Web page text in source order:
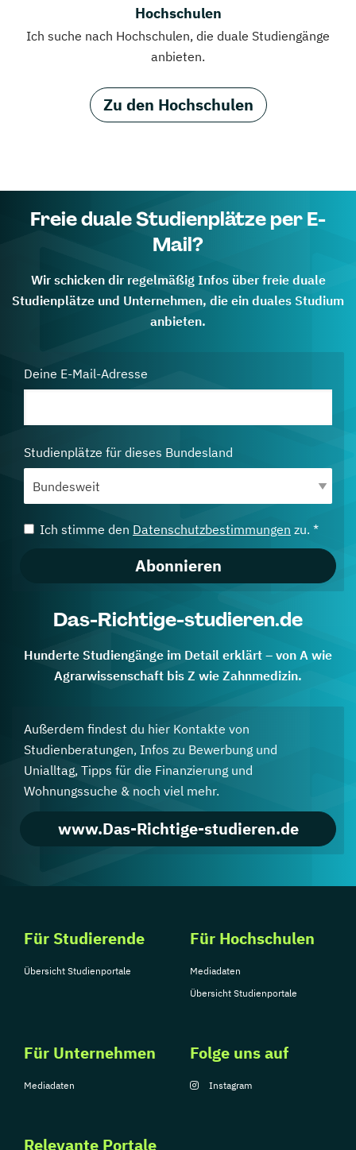
Hochschulen
Ich suche nach Hochschulen, die duale Studiengänge
anbieten.
Zu den Hochschulen
Freie duale Studienplätze per E-
Mail?
Wir schicken dir regelmäßig Infos über freie duale
Studienplätze und Unternehmen, die ein duales Studium
anbieten.
Deine E-Mail-Adresse
Studienplätze für dieses Bundesland
Ich stimme den Datenschutzbestimmungen zu. *
Abonnieren
Das-Richtige-studieren.de
Hunderte Studiengänge im Detail erklärt – von A wie
Agrarwissenschaft bis Z wie Zahnmedizin.
Außerdem findest du hier Kontakte von
Studienberatungen, Infos zu Bewerbung und
Unialltag, Tipps für die Finanzierung und
Wohnungssuche & noch viel mehr.
www.Das-Richtige-studieren.de
Für Studierende
Übersicht Studienportale
Für Hochschulen
Mediadaten
Übersicht Studienportale
Für Unternehmen
Mediadaten
Relevante Portale
Folge uns auf
Instagram